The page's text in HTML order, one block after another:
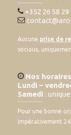
+352 26 58 29
Aucune prise de
sociaux,
Nos horaires
Lundi –
Samedi :
Pour une bonne
impérativement